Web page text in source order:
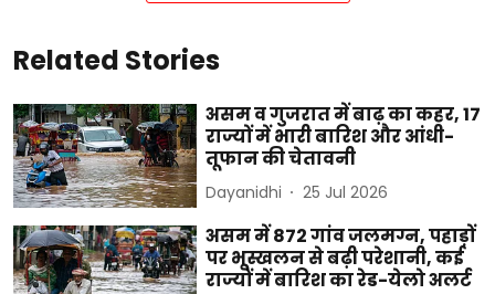
Related Stories
असम व गुजरात में बाढ़ का कहर, 17
राज्यों में भारी बारिश और आंधी-
तूफान की चेतावनी
Dayanidhi 25 Jul 2026
असम में 872 गांव जलमग्न, पहाड़ों
पर भूस्खलन से बढ़ी परेशानी, कई
राज्यों में बारिश का रेड-येलो अलर्ट